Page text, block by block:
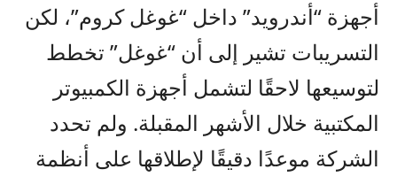
أجهزة “أندرويد” داخل “غوغل كروم”، لكن
التسريبات تشير إلى أن “غوغل” تخطط
لتوسيعها لاحقًا لتشمل أجهزة الكمبيوتر
المكتبية خلال الأشهر المقبلة. ولم تحدد
الشركة موعدًا دقيقًا لإطلاقها على أنظمة